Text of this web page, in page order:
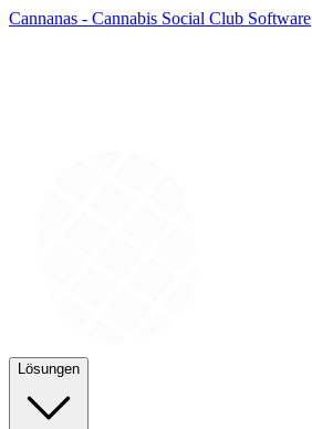
Cannanas - Cannabis Social Club Software
Lösungen